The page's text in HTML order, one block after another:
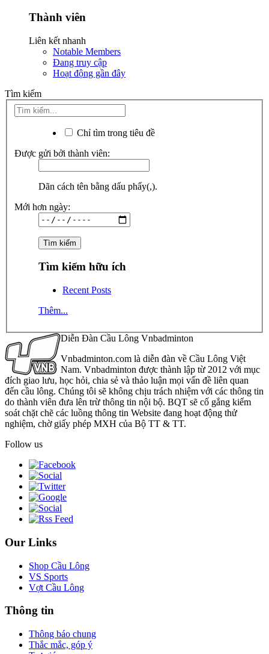
Thành viên
Liên kết nhanh
Notable Members
Đang truy cập
Hoạt động gần đây
Tìm kiếm
Chỉ tìm trong tiêu đề
Được gửi bởi thành viên:
Dãn cách tên bằng dấu phẩy(,).
Mới hơn ngày:
Tìm kiếm hữu ích
Recent Posts
Thêm...
Diễn Đàn Cầu Lông Vnbadminton
Vnbadminton.com là diễn đàn về Cầu Lông Việt
Nam. Vnbadminton được thành lập từ 2012 với mục
đích giao lưu, học hỏi, chia sẻ và thảo luận mọi vấn đề liên quan
đến cầu lông. Chúng tôi sẽ không chịu trách nhiệm với các thông tin
do thành viên đưa lên trừ thông tin nội bộ. BQT sẽ cố gắng kiểm
soát chặt chẽ các luồng thông tin Website đang hoạt động thử
nghiệm, chờ giấy phép MXH của Bộ TT & TT.
Follow us
Our Links
Shop Cầu Lông
VS Sports
Vợt Cầu Lông
Thông tin
Thông báo chung
Thắc mắc, góp ý